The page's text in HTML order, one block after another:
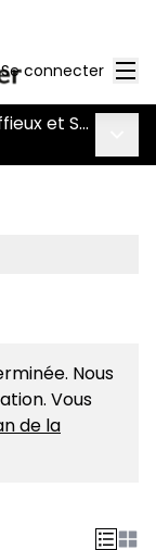
Se connecter
Créneau de dépassement entre Treffieux et Saint-Vincent-des-Landes
Nous
Vous
de la